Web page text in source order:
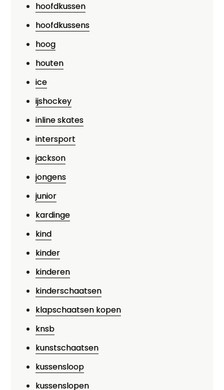
hoofdkussen
hoofdkussens
hoog
houten
ice
ijshockey
inline skates
intersport
jackson
jongens
junior
kardinge
kind
kinder
kinderen
kinderschaatsen
klapschaatsen kopen
knsb
kunstschaatsen
kussensloop
kussenslopen